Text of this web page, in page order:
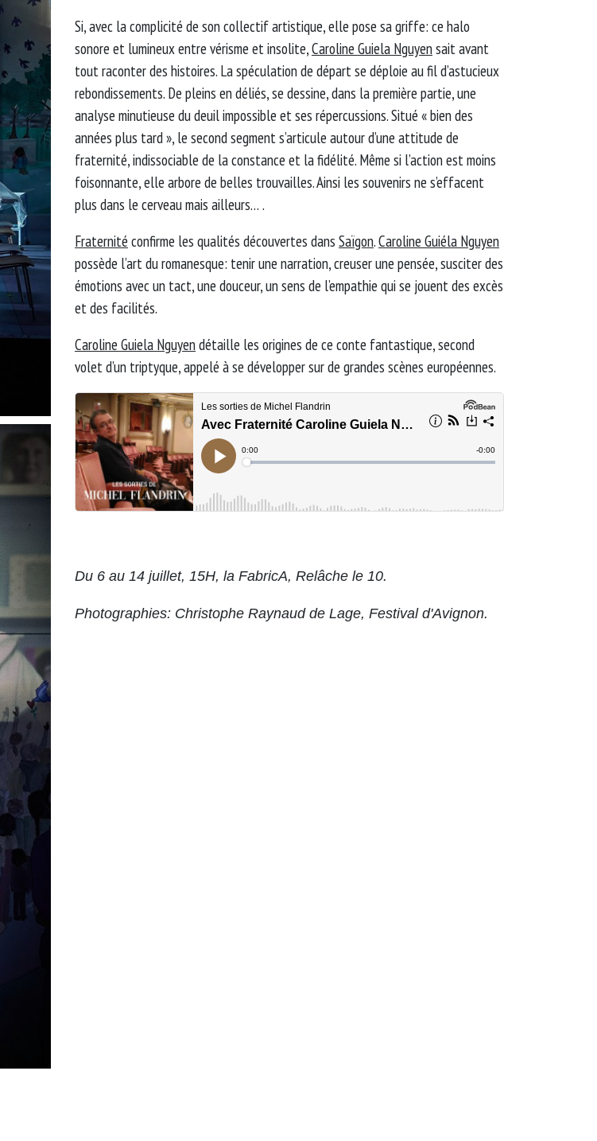
Si, avec la complicité de son collectif artistique, elle pose sa griffe: ce halo
sonore et lumineux entre vérisme et insolite,Caroline Guiela Nguyensait avant
tout raconter des histoires. La spéculation de départ se déploie au fil d’astucieux
rebondissements. De pleins en déliés, se dessine, dans la première partie, une
analyse minutieuse du deuil impossible et ses répercussions. Situé « bien des
années plus tard », le second segment s’articule autour d’une attitude de
fraternité, indissociable de la constance et la fidélité. Même si l’action est moins
foisonnante, elle arbore de belles trouvailles. Ainsi les souvenirs ne s’effacent
plus dans le cerveau mais ailleurs… .
Fraternité confirme les qualités découvertes dans Saïgon.Caroline Guiéla Nguyen
possède l’art du romanesque: tenir une narration, creuser une pensée, susciter des
émotions avec un tact, une douceur, un sens de l’empathie qui se jouent des excès
et des facilités.
Caroline Guiela Nguyendétaille les origines de ce conte fantastique, second
volet d’un triptyque, appelé à se développer sur de grandes scènes européennes.
Du 6 au 14 juillet, 15H, la FabricA, Relâche le 10.
Photographies: Christophe Raynaud de Lage, Festival d'Avignon.